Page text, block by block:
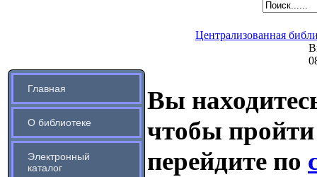
Централизованная
Главная
О библиотеке
Электронный
каталог
Вы
чтобы
перейдите по